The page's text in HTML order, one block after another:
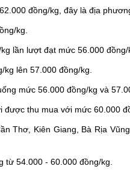
đồng/kg, đây là địa
kg.
lần lượt đạt mức 56.000 đồng/
lên 57.000 đồng/kg.
mức 56.000 đồng/kg và
thu mua với mức 60.000
Thơ, Kiên Giang, Bà Rịa
từ 54.000 - 60.000 đồng/kg.